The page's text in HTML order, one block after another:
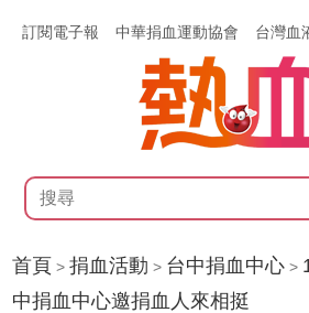
訂閱電子報 中華捐血運動協會 台灣血
首頁 >捐血活動 > 台中捐血中心 >
中捐血中心邀捐血人來相挺